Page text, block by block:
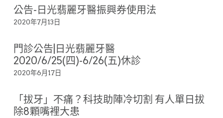
牙齒美白
專業儀器
日光一隅
門診時間
交通位址
成功案例
最新消息
線上諮詢
公告-日光翡麗牙醫振興券使用法
2020年7月13日
門診公告|日光翡麗牙醫
2020/6/25(四)-6/26(五)休診
2020年6月17日
「拔牙」不痛？科技助陣冷切割 有人單日拔
除8顆嘴裡大患